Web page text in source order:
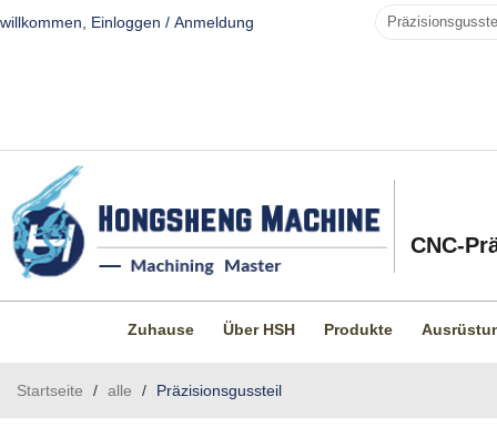
willkommen, Einloggen / Anmeldung
CNC-
Zuhause Über HSH Produkte
Startseite / alle / Präzisionsgussteil